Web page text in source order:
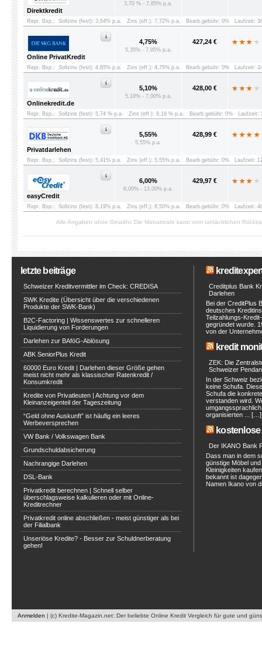
Direktkredit
3,70 % - 7,85% p.a.
Repr. Bsp.: Sollzins (fest): 3,64% p.a. Zins (eff.): 7,72% p.a. Bearb.gebühr: 0% Laufzeit:
Online PrivatKredit
4,75%
5,35% - 7,95% p.a.
427,24 €
Repr. Bsp.: Sollzins (fest): 4,65% p.a. Zins (eff.): 4,75% p.a. Bearb.gebühr: 0% Laufzeit:
Onlinekredit.de
5,10%
5,10% - 7,00% p.a.
428,00 €
Repr. Bsp.: Sollzins (fest): 5,74 % p.a. Zins (eff.): 8,18 % p.a. Bearb.gebühr: 0% Laufzeit:
Privatdarlehen
5,55%
5,55% p.a.
428,99 €
Repr. Bsp.: Sollzins (fest): 5,41% p.a. Zins (eff.): 5,55% p.a. Bearb.gebühr: 0% Laufzeit:
easyCredit
6,00%
6,00% - 13,00% p.a.
429,97 €
Repr. Bsp.: Sollzins (fest): 8,19% p.a. Zins (eff.): 8,50% p.a. Bearb.gebühr: 0% Laufzeit:
Alle Angaben ohne Gewähr. Die Monatsrate kann vom tatsächlichen
letzte beiträge
Schweizer Kreditvermittler im Check: CREDISA
SWK Kredite (Übersicht über die verschiedenen
Produkte der SWK-Bank)
B2C-Factoring | Wissenswertes zur schnelleren
Liquidierung von Forderungen
Darlehen zur BAföG-Ablösung
ABK SeniorPlus Kredit
60000 Euro Kredit | Darlehen dieser Größe gehen
meist nicht mehr als klassischer Ratenkredit /
Konsumkredit
Kredite von Privatleuten | Achtung vor dem
Kleinanzeigenteil der Tageszeitung
“Geld ohne Auskunft” ist häufig ein leeres
Werbeversprechen
VW Bank / Volkswagen Bank
Grundschuldabsicherung
Nachrangige Darlehen
DSL-Bank
Privatkredit berechnen | Schnell selber
überschlagsweise kalkulieren oder mit Online-
Kreditrechner
Privatkredit online abschließen - meist günstiger als bei
der Filialbank
Unseriöse Kredite? - Besser zur Schuldnerberatung
gehen!
Creditplus Bank
Darlehen
Bei der CreditPlus
deutsches
Teilzahlungs-
gegründet wurde.
von der
kredit
ZEK: Die
Schweizer
In der Schweiz
keine Schufa.
Schufa die
verstanden wird.
organisierten ... […]
Der IKANO Bank
Dass man in dem
günstige Möbel
Kleinigkeiten
bekannt ist
Namen Ikano von
Anmelden | (c) Kredite-Magazin.net: Der beliebte Online Kredit Vergleich für gute und